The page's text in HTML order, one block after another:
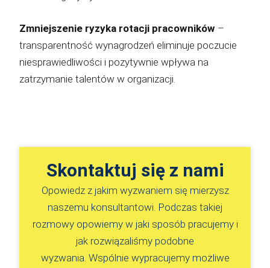
Zmniejszenie ryzyka rotacji pracowników –
transparentność wynagrodzeń eliminuje poczucie
niesprawiedliwości i pozytywnie wpływa na
zatrzymanie talentów w organizacji.
Skontaktuj się z nami​
Opowiedz z jakim wyzwaniem się mierzysz
naszemu konsultantowi. Podczas takiej
rozmowy opowiemy w jaki sposób pracujemy i
jak rozwiązaliśmy podobne
wyzwania. Wspólnie wypracujemy możliwe